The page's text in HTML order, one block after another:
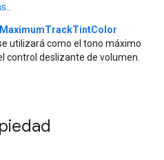
utilizará como el tono máximo
control deslizante de volumen.